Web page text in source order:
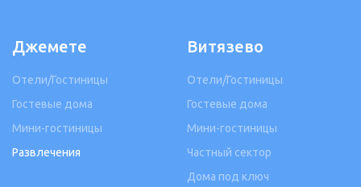
Джемете
Отели/Гостиницы
Гостевые дома
Мини-гостиницы
Развлечения
Витязево
Отели/Гостиницы
Гостевые дома
Мини-гостиницы
Частный сектор
Дома под ключ